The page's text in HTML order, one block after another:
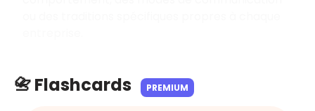
📇 Flashcards PREMIUM